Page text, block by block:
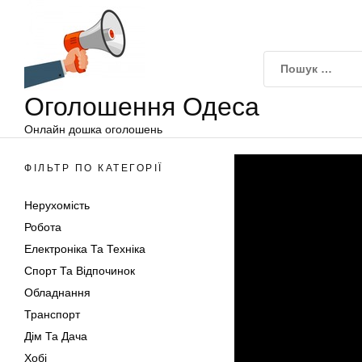
Оголошення Одеса
Онлайн дошка оголошень
ФІЛЬТР ПО КАТЕГОРІЇ
Нерухомість
Робота
Електроніка Та Техніка
Спорт Та Відпочинок
Обладнання
Транспорт
Дім Та Дача
Хобі